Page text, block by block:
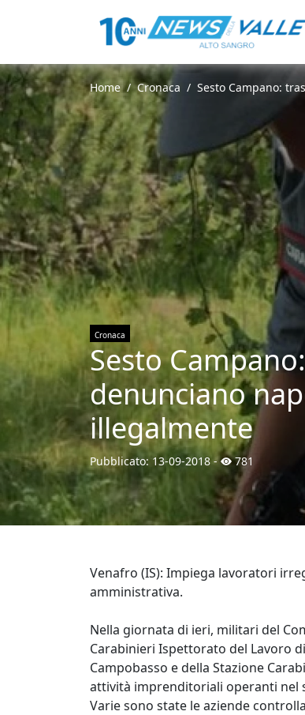
Home Cronaca Sesto Campano:
Cronaca
Sesto
denunciano
illegalmente
Pubblicato:13-09-2018- 781
Venafro (IS): Impiega lavoratori
amministrativa.
Nella giornata di ieri, militari del
Carabinieri Ispettorato del Lavoro
Campobasso e della Stazione
attività imprenditoriali operanti nel
Varie sono state le aziende